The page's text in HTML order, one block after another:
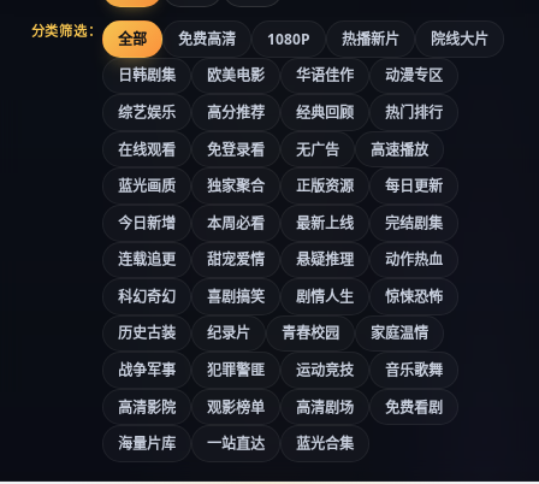
分类筛选： 全部 免费高清 1080P 热播新片
院线大片
日韩剧集
欧美电影 华语佳作
动漫专区
综艺娱乐
高分推荐 经典回顾
热门排行
在线观看
免登录看 无广告
高速播放
蓝光画质
独家聚合 正版资源
每日更新
今日新增
本周必看 最新上线
完结剧集
连载追更
甜宠爱情 悬疑推理
动作热血
科幻奇幻
喜剧搞笑 剧情人生
惊悚恐怖
历史古装
纪录片 青春校园
家庭温情
战争军事
犯罪警匪 运动竞技
音乐歌舞
高清影院
观影榜单 高清剧场
免费看剧
海量片库
一站直达 蓝光合集